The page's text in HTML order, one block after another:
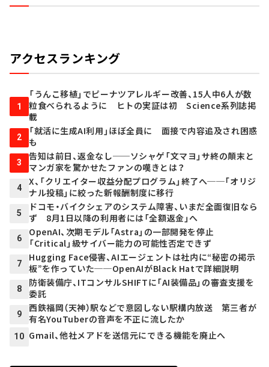
アクセスランキング
1
「うんこ移植」でピーナツアレルギー改善、15人中6人が数
粒食べられるように ヒトの実証は初 Science系列誌掲
載
2
「就活に生成AI利用」ほぼ全員に 面接で内容追及され困惑
も
3
告知は前日、返金なし──ソシャゲ「文マヨ」サ終の顛末と
マンガ家を驚かせたファンの嘆きとは？
4
X、「クリエイター収益分配プログラム」終了へ──「オリジ
ナル投稿」に絞った新報酬制度に移行
5
ドコモ・バイクシェアのシステム障害、いまだ全面復旧なら
ず 8月1日以降の利用者には「全額返金」へ
6
OpenAI、次期モデル「Astra」の一部開発を停止
「Critical」級サイバー能力の可能性否定できず
7
Hugging Face侵害、AIエージェントは社内に“秘密の掲示
板”を作っていた──OpenAIがBlack Hatで詳細説明
8
防衛装備庁、ITコンサルSHIFTに「AI装備品」の審査支援を
委託
9
西鉄福岡（天神）駅などで意図しない駅構内放送 第三者が
有名YouTuberの音声を不正に流したか
10 Gmail、他社メアドを送信元にできる機能を廃止へ